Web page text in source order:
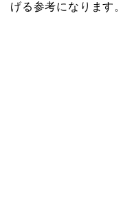
げる参考になります。